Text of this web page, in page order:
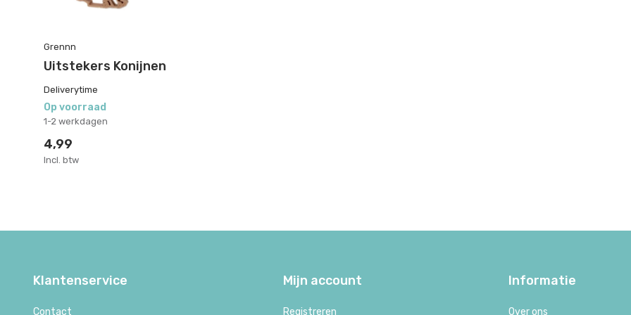
Grennn
Uitstekers Konijnen
Deliverytime
Op voorraad
1-2 werkdagen
4,99
Incl. btw
Klantenservice
Contact
Mijn account
Registreren
Informatie
Over ons